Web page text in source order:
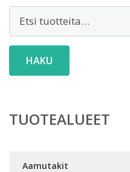
Etsi:
HAKU
TUOTEALUEET
Aamutakit